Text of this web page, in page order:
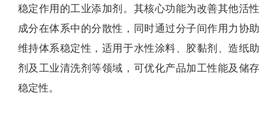
稳定作用的工业添加剂。其核心功能为改善其他活性
成分在体系中的分散性，同时通过分子间作用力协助
维持体系稳定性，适用于水性涂料、胶黏剂、造纸助
剂及工业清洗剂等领域，可优化产品加工性能及储存
稳定性。